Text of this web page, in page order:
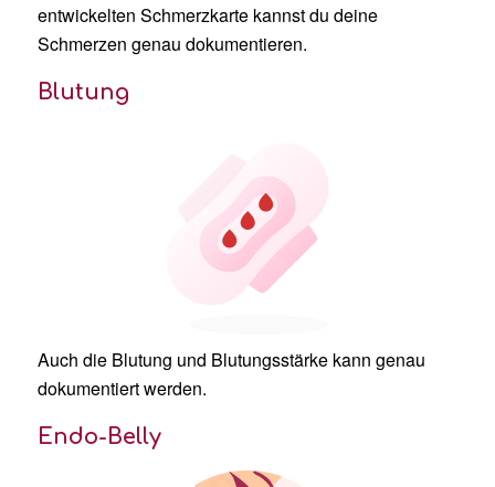
entwickelten Schmerzkarte kannst du deine
Schmerzen genau dokumentieren.
Blutung
Auch die Blutung und Blutungsstärke kann genau
dokumentiert werden.
Endo-Belly